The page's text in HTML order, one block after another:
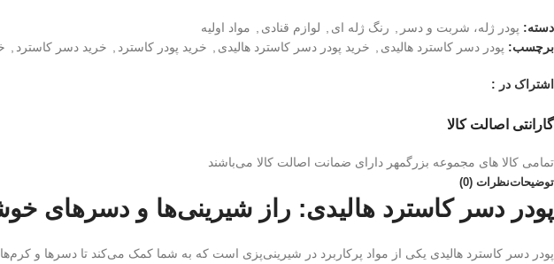
دسته: پودر ژله، شربت و دسر رنگ ژله ای لوازم قنادی
مواد اولیه
برچسب: پودر دسر کاسترد هالیدی خرید پودر دسر کاسترد هالیدی خرید پودر کاسترد خرید دسر کاسترد
اشتراک در :
گارانتی اصالت کالا
تمامی کالا های مجموعه بزرگمهر دارای ضمانت اصالت کالا می‌باشند
توضیحاتنظرات (0)
پودر دسر کاسترد هالیدی: راز شیرینی‌ها و دسرهای
پودر دسر کاسترد هالیدی یکی از مواد پرکاربرد در شیرینی‌پزی است که به شما کمک می‌کند تا دسرها و